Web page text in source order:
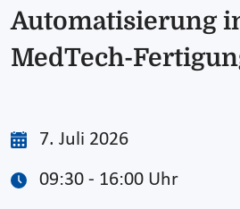
Automatisierung
MedTech-
7. Juli 2026
09:30 - 16:00 Uhr